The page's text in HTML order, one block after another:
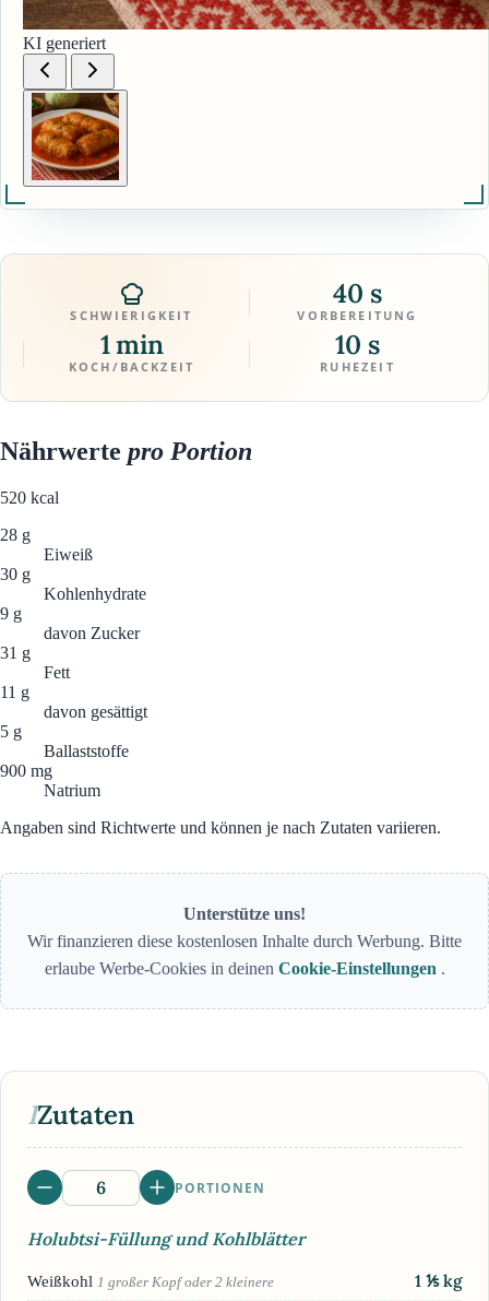
KI generiert
SCHWIERIGKEIT
40 s
VORBEREITUNG
1 min
KOCH/BACKZEIT
10 s
RUHEZEIT
Nährwerte pro Portion
520 kcal
28 g
Eiweiß
30 g
Kohlenhydrate
9 g
davon Zucker
31 g
Fett
11 g
davon gesättigt
5 g
Ballaststoffe
900 mg
Natrium
Angaben sind Richtwerte und können je nach Zutaten variieren.
Unterstütze uns!
Wir finanzieren diese kostenlosen Inhalte durch Werbung. Bitte
erlaube Werbe-Cookies in deinen Cookie-Einstellungen .
IZutaten
PORTIONEN
Holubtsi-Füllung und Kohlblätter
Weißkohl 1 großer Kopf oder 2 kleinere 1 ⅕kg